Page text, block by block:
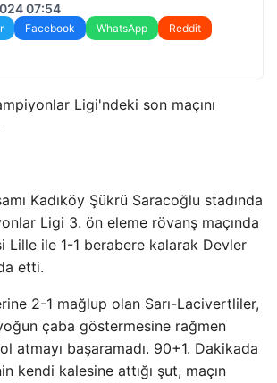
07:54
Facebook WhatsApp
Reddit
Ligi'ndeki son maçını
Kadıköy Şükrü Saracoğlu stadında
Ligi 3. ön eleme rövanş maçında
Lille ile 1-1 berabere kalarak Devler
etti.
2-1 mağlup olan Sarı-Lacivertliler,
çaba göstermesine rağmen
atmayı başaramadı. 90+1. Dakikada
kendi kalesine attığı şut, maçın